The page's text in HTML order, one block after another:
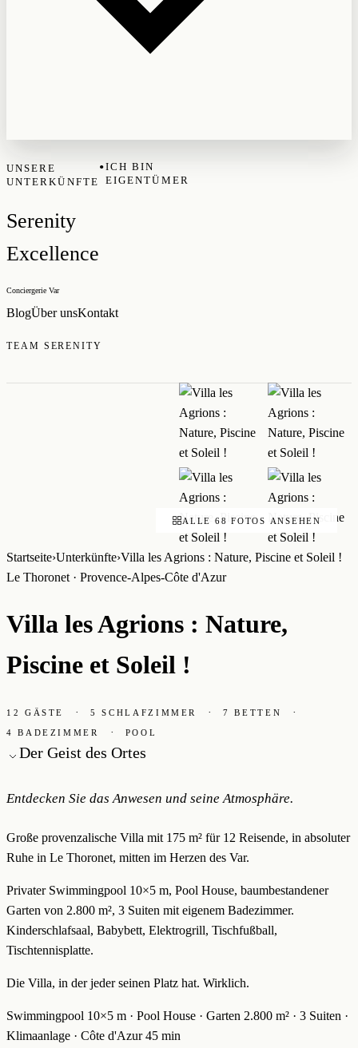
UNSERE
UNTERKÜNFTE
•ICH BIN
EIGENTÜMER
Serenity
Excellence
Conciergerie Var
BlogÜber unsKontakt
TEAM SERENITY
ALLE 68 FOTOS ANSEHEN
Startseite›Unterkünfte›Villa les Agrions : Nature, Piscine et Soleil !
Le Thoronet · Provence-Alpes-Côte d'Azur
Villa les Agrions : Nature,
Piscine et Soleil !
12 GÄSTE · 5 SCHLAFZIMMER · 7 BETTEN ·
4 BADEZIMMER · POOL
Der Geist des Ortes
Entdecken Sie das Anwesen und seine Atmosphäre.
Große provenzalische Villa mit 175 m² für 12 Reisende, in absoluter
Ruhe in Le Thoronet, mitten im Herzen des Var.
Privater Swimmingpool 10×5 m, Pool House, baumbestandener
Garten von 2.800 m², 3 Suiten mit eigenem Badezimmer.
Kinderschlafsaal, Babybett, Elektrogrill, Tischfußball,
Tischtennisplatte.
Die Villa, in der jeder seinen Platz hat. Wirklich.
Swimmingpool 10×5 m · Pool House · Garten 2.800 m² · 3 Suiten ·
Klimaanlage · Côte d'Azur 45 min